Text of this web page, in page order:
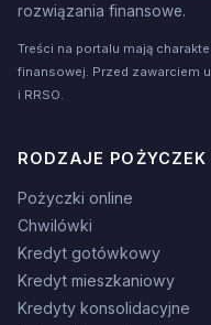
rozwiązania finansowe.
Treści na portalu mają
finansowej. Przed zawarciem
i RRSO.
RODZAJE POŻYCZEK
Pożyczki online
Chwilówki
Kredyt gotówkowy
Kredyt mieszkaniowy
Kredyty konsolidacyjne